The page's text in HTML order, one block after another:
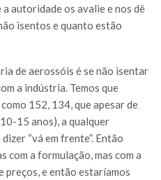
autoridade os avalie e nos dê
isentos e quanto estão
de aerossóis é se não isentar
a indústria. Temos que
152, 134, que apesar de
15 anos), a qualquer
“vá em frente”. Então
com a formulação, mas com a
preços, e então estaríamos